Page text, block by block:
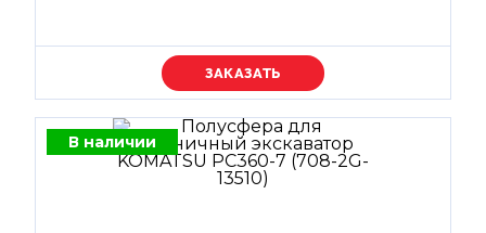
Уточняйте цену
В наличии